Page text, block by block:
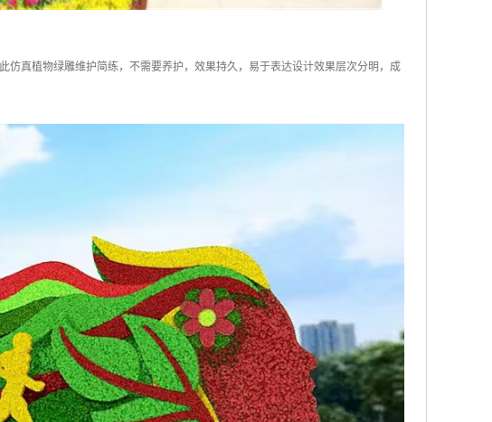
真植物绿雕维护简练，不需要养护，效果持久，易于表达设计效果层次分明，成